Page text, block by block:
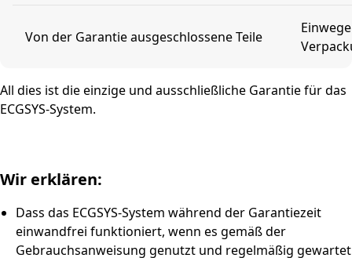
Von der Garantie ausgeschlossene Teile
All dies ist die einzige und ausschließliche Garantie für das
ECGSYS-System.
Wir erklären:
Dass das ECGSYS-System während der Garantiezeit
einwandfrei funktioniert, wenn es gemäß der
Gebrauchsanweisung genutzt und regelmäßig gewartet